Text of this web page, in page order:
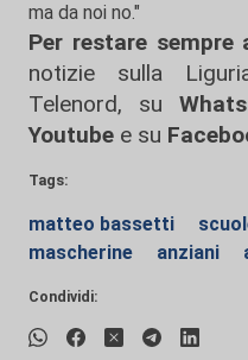
ma da noi no."
Per restare sempre
notizie sulla
Telenord, su
Youtube e su
Tags:
matteo bassetti
mascherine
anziani
Condividi: